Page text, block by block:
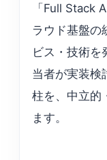
「Full Stack
ラウド基盤の
ビス・技術を
当者が実装検
柱を、中立的
ます。